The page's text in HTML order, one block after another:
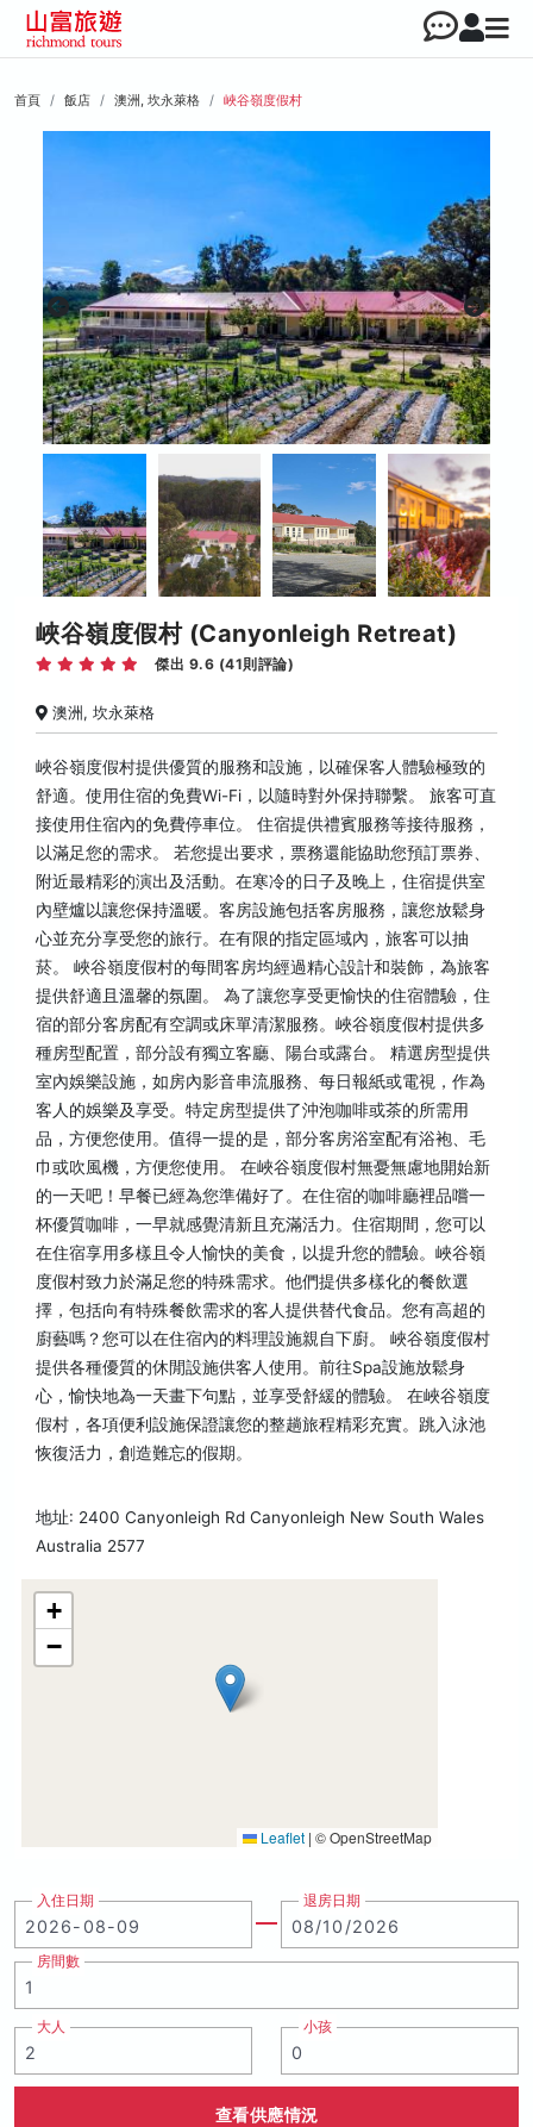
首頁 飯店 澳洲, 坎永萊格 峽谷嶺度假村
峽谷嶺度假村 (Canyonleigh Retreat)
傑出 9.6 (41則評論)
澳洲, 坎永萊格
峽谷嶺度假村提供優質的服務和設施，以確保客人體驗極致的
舒適。使用住宿的免費Wi-Fi，以隨時對外保持聯繫。 旅客可直
接使用住宿內的免費停車位。 住宿提供禮賓服務等接待服務，
以滿足您的需求。 若您提出要求，票務還能協助您預訂票券、
附近最精彩的演出及活動。在寒冷的日子及晚上，住宿提供室
內壁爐以讓您保持溫暖。客房設施包括客房服務，讓您放鬆身
心並充分享受您的旅行。在有限的指定區域內，旅客可以抽
菸。 峽谷嶺度假村的每間客房均經過精心設計和裝飾，為旅客
提供舒適且溫馨的氛圍。 為了讓您享受更愉快的住宿體驗，住
宿的部分客房配有空調或床單清潔服務。峽谷嶺度假村提供多
種房型配置，部分設有獨立客廳、陽台或露台。 精選房型提供
室內娛樂設施，如房內影音串流服務、每日報紙或電視，作為
客人的娛樂及享受。特定房型提供了沖泡咖啡或茶的所需用
品，方便您使用。值得一提的是，部分客房浴室配有浴袍、毛
巾或吹風機，方便您使用。 在峽谷嶺度假村無憂無慮地開始新
的一天吧！早餐已經為您準備好了。在住宿的咖啡廳裡品嚐一
杯優質咖啡，一早就感覺清新且充滿活力。住宿期間，您可以
在住宿享用多樣且令人愉快的美食，以提升您的體驗。峽谷嶺
度假村致力於滿足您的特殊需求。他們提供多樣化的餐飲選
擇，包括向有特殊餐飲需求的客人提供替代食品。您有高超的
廚藝嗎？您可以在住宿內的料理設施親自下廚。 峽谷嶺度假村
提供各種優質的休閒設施供客人使用。前往Spa設施放鬆身
心，愉快地為一天畫下句點，並享受舒緩的體驗。 在峽谷嶺度
假村，各項便利設施保證讓您的整趟旅程精彩充實。跳入泳池
恢復活力，創造難忘的假期。
地址: 2400 Canyonleigh Rd Canyonleigh New South Wales
Australia 2577
+
−
Leaflet | © OpenStreetMap
入住日期 退房日期
房間數
大人 小孩
查看供應情況